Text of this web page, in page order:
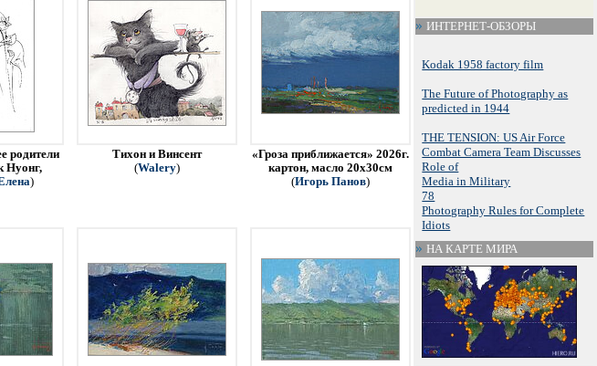
родители
Нуонг,
)
Тихон и Винсент
(Walery)
«Гроза приближается» 2026г.
картон, масло 20х30см
(Игорь Панов)
ИНТЕРНЕТ-ОБЗОРЫ
Kodak 1958 factory film
The Future of Photography as
predicted in 1944
THE TENSION: US Air Force
Combat Camera Team Discusses
Role of
Media in Military
78
Photography Rules for Complete
Idiots
НА КАРТЕ МИРА